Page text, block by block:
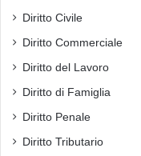
Diritto Civile
Diritto Commerciale
Diritto del Lavoro
Diritto di Famiglia
Diritto Penale
Diritto Tributario